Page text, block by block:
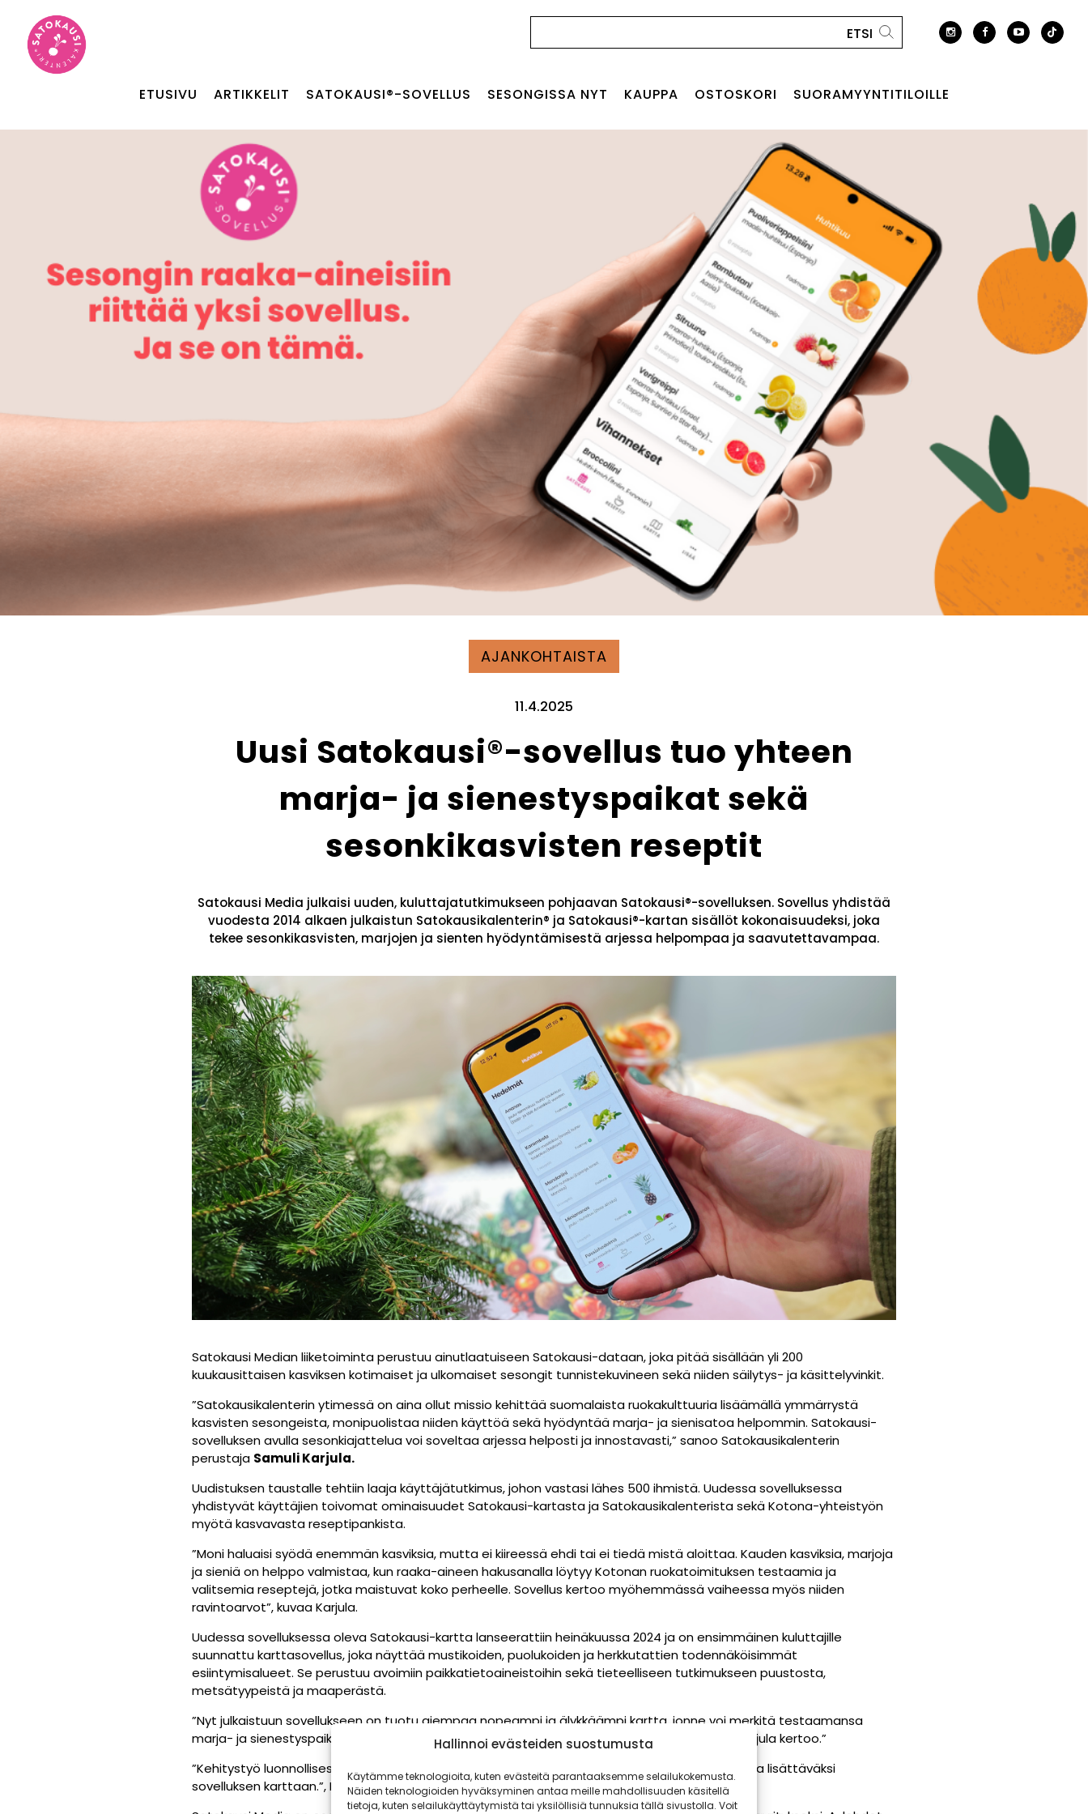
Hallinnoi evästeiden suostumusta
Käytämme teknologioita, kuten evästeitä parantaaksemme selailukokemusta.
Näiden teknologioiden hyväksyminen antaa meille mahdollisuuden käsitellä
tietoja, kuten selailukäyttäytymistä tai yksilöllisiä tunnuksia tällä sivustolla. Voit
ETUSIVU ARTIKKELIT SATOKAUSI®-SOVELLUS SESONGISSA NYT KAUPPA OSTOSKORI SUORAMYYNTITILOILLE
AJANKOHTAISTA
11.4.2025
Uusi Satokausi®-sovellus tuo yhteen
marja- ja sienestyspaikat sekä
sesonkikasvisten reseptit
Satokausi Media julkaisi uuden, kuluttajatutkimukseen pohjaavan Satokausi®-sovelluksen. Sovellus yhdistää
vuodesta 2014 alkaen julkaistun Satokausikalenterin® ja Satokausi®-kartan sisällöt kokonaisuudeksi, joka
tekee sesonkikasvisten, marjojen ja sienten hyödyntämisestä arjessa helpompaa ja saavutettavampaa.
Satokausi Median liiketoiminta perustuu ainutlaatuiseen Satokausi-dataan, joka pitää sisällään yli 200
kuukausittaisen kasviksen kotimaiset ja ulkomaiset sesongit tunnistekuvineen sekä niiden säilytys- ja käsittelyvinkit.
”Satokausikalenterin ytimessä on aina ollut missio kehittää suomalaista ruokakulttuuria lisäämällä ymmärrystä
kasvisten sesongeista, monipuolistaa niiden käyttöä sekä hyödyntää marja- ja sienisatoa helpommin. Satokausi-
sovelluksen avulla sesonkiajattelua voi soveltaa arjessa helposti ja innostavasti,” sanoo Satokausikalenterin
perustaja Samuli Karjula.
Uudistuksen taustalle tehtiin laaja käyttäjätutkimus, johon vastasi lähes 500 ihmistä. Uudessa sovelluksessa
yhdistyvät käyttäjien toivomat ominaisuudet Satokausi-kartasta ja Satokausikalenterista sekä Kotona-yhteistyön
myötä kasvavasta reseptipankista.
”Moni haluaisi syödä enemmän kasviksia, mutta ei kiireessä ehdi tai ei tiedä mistä aloittaa. Kauden kasviksia, marjoja
ja sieniä on helppo valmistaa, kun raaka-aineen hakusanalla löytyy Kotonan ruokatoimituksen testaamia ja
valitsemia reseptejä, jotka maistuvat koko perheelle. Sovellus kertoo myöhemmässä vaiheessa myös niiden
ravintoarvot”, kuvaa Karjula.
Uudessa sovelluksessa oleva Satokausi-kartta lanseerattiin heinäkuussa 2024 ja on ensimmäinen kuluttajille
suunnattu karttasovellus, joka näyttää mustikoiden, puolukoiden ja herkkutattien todennäköisimmät
esiintymisalueet. Se perustuu avoimiin paikkatietoaineistoihin sekä tieteelliseen tutkimukseen puustosta,
metsätyypeistä ja maaperästä.
”Nyt julkaistuun sovellukseen on tuotu aiempaa nopeampi ja älykkäämpi kartta, jonne voi merkitä testaamansa
marja- ja sienestyspaikat sekä lähtöpaikan. Kartta toimii myös laadukkaana retkikarttana, Karjula kertoo.”
”Kehitystyö luonnollisesti jatkuu. Uusia marjoja ja sieniä kartoitetaan yliopistotutkimuksen avulla lisättäväksi
sovelluksen karttaan.”, Karjula lupaa.